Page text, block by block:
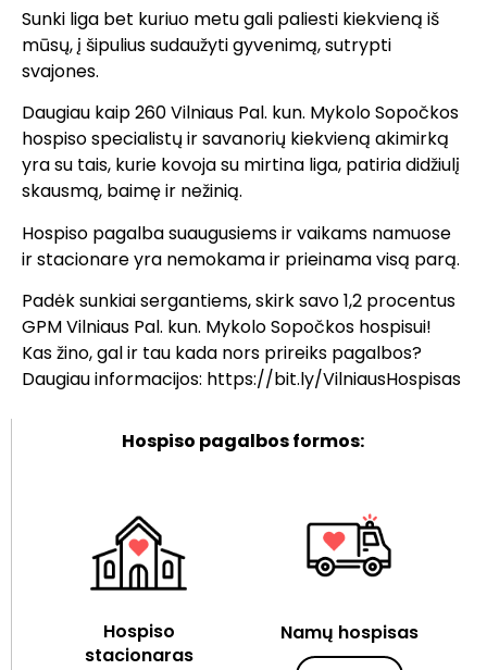
Sunki liga bet kuriuo metu gali paliesti kiekvieną iš
mūsų, į šipulius sudaužyti gyvenimą, sutrypti
svajones.
Daugiau kaip 260 Vilniaus Pal. kun. Mykolo Sopočkos
hospiso specialistų ir savanorių kiekvieną akimirką
yra su tais, kurie kovoja su mirtina liga, patiria didžiulį
skausmą, baimę ir nežinią.
Hospiso pagalba suaugusiems ir vaikams namuose
ir stacionare yra nemokama ir prieinama visą parą.
Padėk sunkiai sergantiems, skirk savo 1,2 procentus
GPM Vilniaus Pal. kun. Mykolo Sopočkos hospisui!
Kas žino, gal ir tau kada nors prireiks pagalbos?
Daugiau informacijos: https://bit.ly/VilniausHospisas
Hospiso pagalbos formos:
Hospiso
stacionaras
Namų hospisas